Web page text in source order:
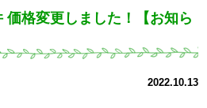
価格変更しました！【お知ら
2022.10.13